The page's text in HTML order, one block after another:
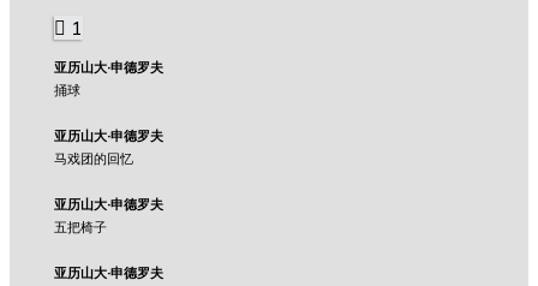
1
亚历山大·申德罗夫
捅球
亚历山大·申德罗夫
马戏团的回忆
亚历山大·申德罗夫
五把椅子
亚历山大·申德罗夫